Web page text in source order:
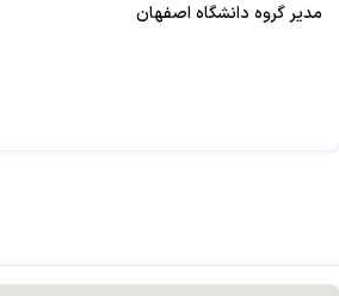
مدیر گروه دانشگاه اصفهان